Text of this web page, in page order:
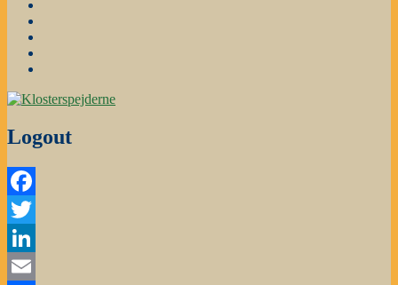
Klosterspejderne
Logout
Facebook
Twitter
LinkedIn